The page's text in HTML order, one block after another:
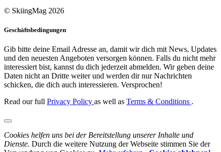
© SkiingMag 2026
Geschäftsbedingungen
Gib bitte deine Email Adresse an, damit wir dich mit News, Updates
und den neuesten Angeboten versorgen können. Falls du nicht mehr
interessiert bist, kannst du dich jederzeit abmelden. Wir geben deine
Daten nicht an Dritte weiter und werden dir nur Nachrichten
schicken, die dich auch interessieren. Versprochen!
Read our full Privacy Policy as well as Terms & Conditions .
Cookies helfen uns bei der Bereitstellung unserer Inhalte und
Dienste. Durch die weitere Nutzung der Webseite stimmen Sie der